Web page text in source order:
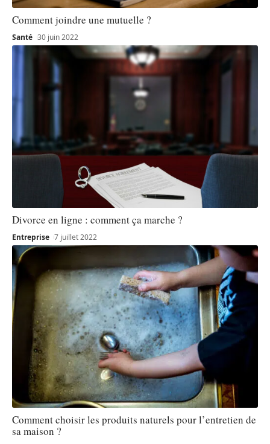
Comment joindre une mutuelle ?
Santé 30 juin 2022
Divorce en ligne : comment ça marche ?
Entreprise 7 juillet 2022
Comment choisir les produits naturels pour l’entretien de
sa maison ?